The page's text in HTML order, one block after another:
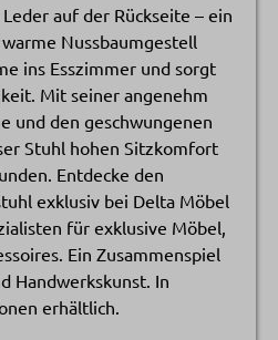
auf der Rückseite – ein
Nussbaumgestell
ins Esszimmer und sorgt
Mit seiner angenehm
und den geschwungenen
Stuhl hohen Sitzkomfort
Entdecke den
exklusiv bei Delta Möbel
für exklusive Möbel,
Ein Zusammenspiel
Handwerkskunst. In
erhältlich.